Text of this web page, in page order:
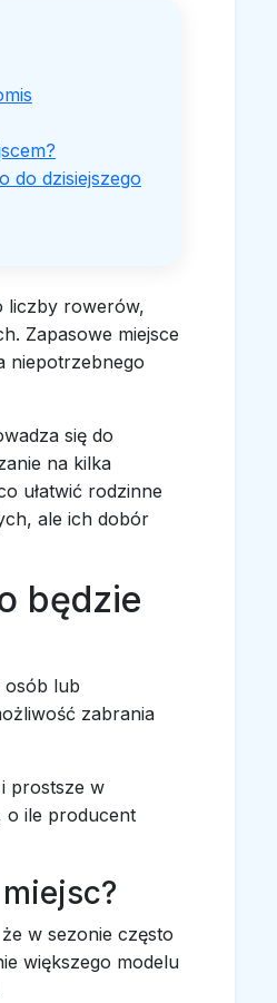
do dzisiejszego
liczby rowerów,
Zapasowe miejsce
niepotrzebnego
się do
na kilka
ułatwić rodzinne
ale ich dobór
będzie
osób lub
zabrania
prostsze w
o ile producent
w sezonie często
większego modelu